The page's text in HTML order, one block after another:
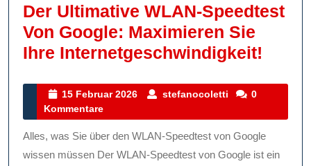
Der Ultimative WLAN-Speedtest
Von Google: Maximieren Sie
Ihre Internetgeschwindigkeit!
Von
15 Februar 2026
15
2026
stefanocoletti stefanocoletti
0
Kommentare
Alles, was Sie über den WLAN-Speedtest von Google
wissen müssen Der WLAN-Speedtest von Google ist ein